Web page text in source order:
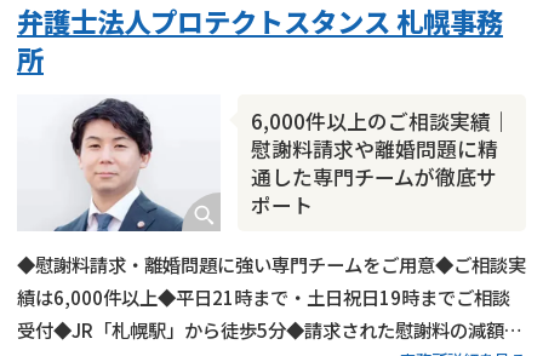
6,000件以上のご相談実績｜
慰謝料請求や離婚問題に精
通した専門チームが徹底サ
ポート
弁護士法人プロテクトスタンス 札幌事務
所
◆慰謝料請求・離婚問題に強い専門チームをご用意◆ご相談実
績は6,000件以上◆平日21時まで・土日祝日19時までご相談
受付◆JR「札幌駅」から徒歩5分◆請求された慰謝料の減額交